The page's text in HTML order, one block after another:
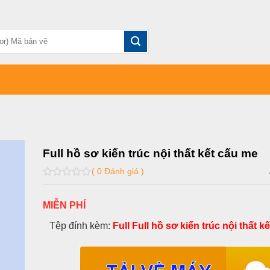
Full hồ sơ kiến trúc nội thất kết cấu me
0
of
( 0 Đánh giá )
MIỄN PHÍ
Tệp đính kèm: Full Full hồ sơ kiến trúc nội thất